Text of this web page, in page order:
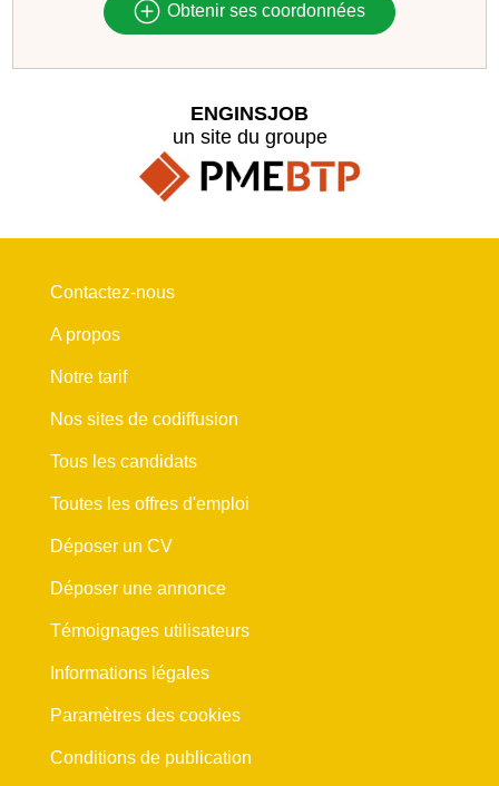
Obtenir ses coordonnées
ENGINSJOB
un site du groupe
Contactez-nous
A propos
Notre tarif
Nos sites de codiffusion
Tous les candidats
Toutes les offres d'emploi
Déposer un CV
Déposer une annonce
Témoignages utilisateurs
Informations légales
Paramètres des cookies
Conditions de publication